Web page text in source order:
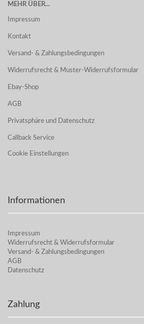
MEHR ÜBER...
Impressum
Kontakt
Versand- & Zahlungsbedingungen
Widerrufsrecht & Muster-Widerrufsformular
Ebay-Shop
AGB
Privatsphäre und Datenschutz
Callback Service
Cookie Einstellungen
Informationen
Impressum
Widerrufsrecht & Widerrufsformular
Versand- & Zahlungsbedingungen
AGB
Datenschutz
Zahlung